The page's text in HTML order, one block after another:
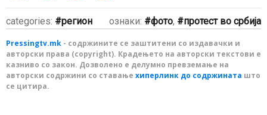
categories: регион ознаки: фото, протест во србија
Pressingtv.mk - содржините се заштитени со издавачки и
авторски права (copyright). Крадењето на авторски текстови е
казниво со закон. Дозволено е делумно превземање на
авторски содржини со ставање хиперлинк до содржината што
се цитира.